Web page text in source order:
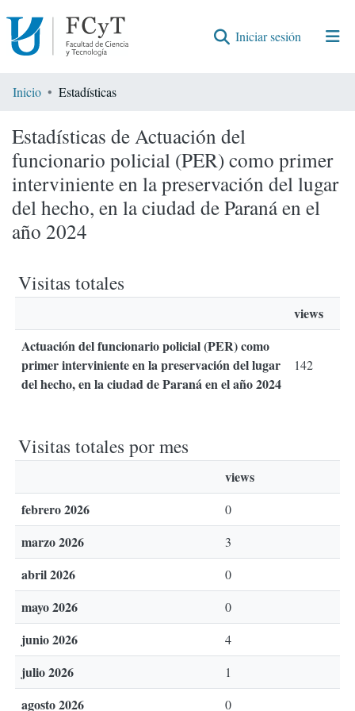
Iniciar sesión (current)
Comunidades
Inicio Estadísticas
Estadísticas de Actuación del
funcionario policial (PER) como primer
interviniente en la preservación del lugar
del hecho, en la ciudad de Paraná en el
año 2024
Visitas totales
views
Actuación del funcionario policial (PER) como
primer interviniente en la preservación del lugar
del hecho, en la ciudad de Paraná en el año 2024
142
Visitas totales por mes
views
febrero 2026
0
marzo 2026 3
abril 2026 0
mayo 2026 0
junio 2026 4
julio 2026 1
agosto 2026 0